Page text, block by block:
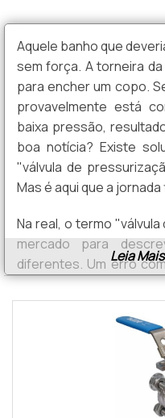
Aquele banho que
sem força. A torneira
para encher um copo.
provavelmente está
baixa pressão,
boa notícia? Existe
"válvula de
Mas é aqui que a
Na real, o termo
mercado para
diferentes. Um erro
aqui na
é o
para o seu problema.
consultor técnico e
qual a melhor escolha
O FIM DO
QUE A
Leia